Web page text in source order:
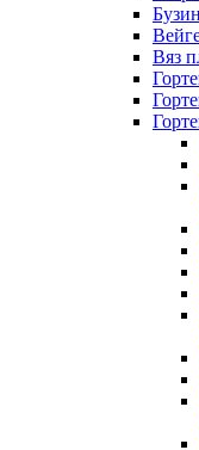
Вяз